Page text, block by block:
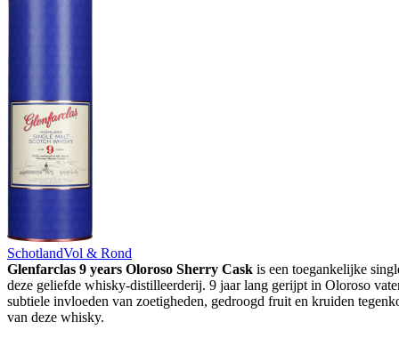
SchotlandVol & Rond
Glenfarclas 9 years Oloroso Sherry Cask is een toegankelijke
deze geliefde whisky-distilleerderij. 9 jaar lang gerijpt in Oloroso
subtiele invloeden van zoetigheden, gedroogd fruit en kruiden
van deze whisky.